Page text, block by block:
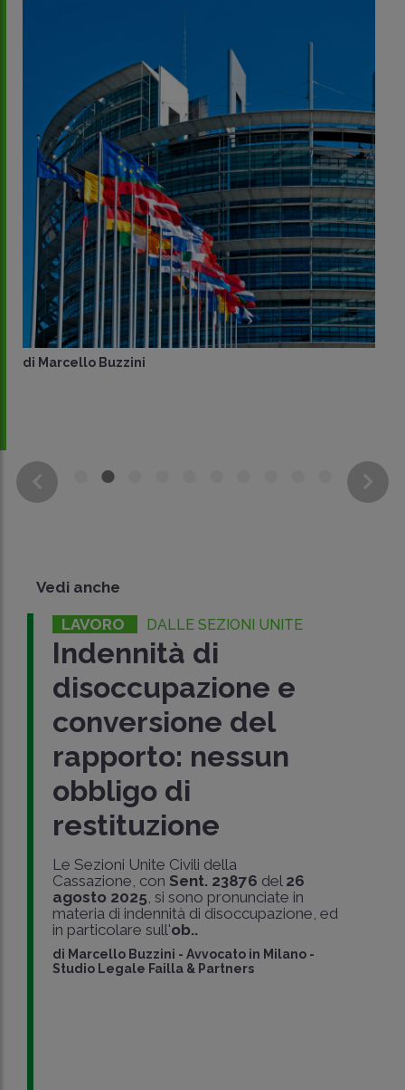
di Marcello Buzzini
Vedi anche
LAVORO DALLE SEZIONI UNITE
Indennità di
disoccupazione e
conversione del
rapporto: nessun
obbligo di
restituzione
Le Sezioni Unite Civili della
Cassazione, conSent. 23876 del 26
agosto 2025 , si sono pronunciate in
materia di indennità di disoccupazione, ed
in particolare sull'ob..
di Marcello Buzzini -Avvocato in Milano -
Studio Legale Failla & Partners